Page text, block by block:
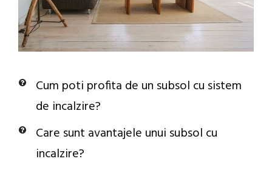
Cum poti profita de un subsol cu sistem
de incalzire?
Care sunt avantajele unui subsol cu
incalzire?